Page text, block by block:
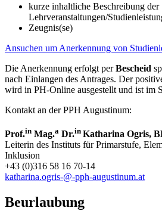
kurze inhaltliche Beschreibung der
Lehrveranstaltungen/
Zeugnis(se)
Ansuchen um Anerkennung von
Die Anerkennung erfolgt perBescheid
nach Einlangen des Antrages. Der
wird in PH-Online ausgestellt und ist im
Kontakt an der PPH Augustinum:
Prof.in Mag.a Dr.in Katharina Ogris,
Leiterin des Instituts für Primarstufe,
Inklusion
+43 (0)316 58 16 70-14
katharina.ogris-@-pph-augustinum.at
Beurlaubung